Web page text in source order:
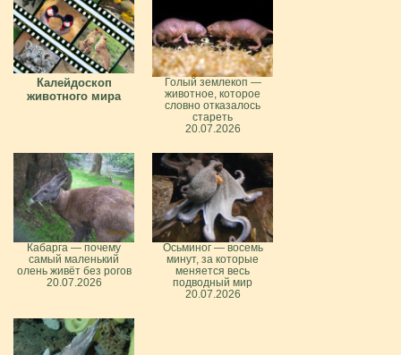
Калейдоскоп
животного мира
Голый землекоп —
животное, которое
словно отказалось
стареть
20.07.2026
Кабарга — почему
самый маленький
олень живёт без рогов
20.07.2026
Осьминог — восемь
минут, за которые
меняется весь
подводный мир
20.07.2026